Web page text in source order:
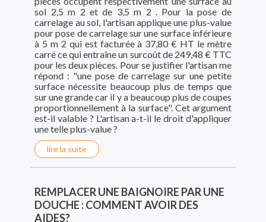
sol 2,5 m 2 et de 3,5 m 2 . Pour la pose de
carrelage au sol, l'artisan applique une plus-value
pour pose de carrelage sur une surface inférieure
à 5 m 2 qui est facturée à 37,80 € HT le mètre
carré ce qui entraîne un surcoût de 249,48 € TTC
pour les deux pièces. Pour se justifier l'artisan me
répond : "une pose de carrelage sur une petite
surface nécessite beaucoup plus de temps que
sur une grande car il y a beaucoup plus de coupes
proportionnellement à la surface". Cet argument
est-il valable ? L'artisan a-t-il le droit d'appliquer
une telle plus-value ?
lire la suite
REMPLACER UNE BAIGNOIRE PAR UNE
DOUCHE : COMMENT AVOIR DES
AIDES?